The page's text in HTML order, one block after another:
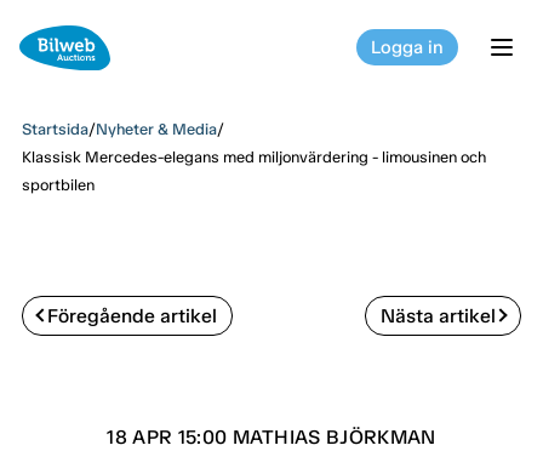
Logga in
Startsida/Nyheter & Media/
Klassisk Mercedes-elegans med miljonvärdering - limousinen och
sportbilen
Föregående artikel Nästa artikel
18 APR 15:00 MATHIAS BJÖRKMAN